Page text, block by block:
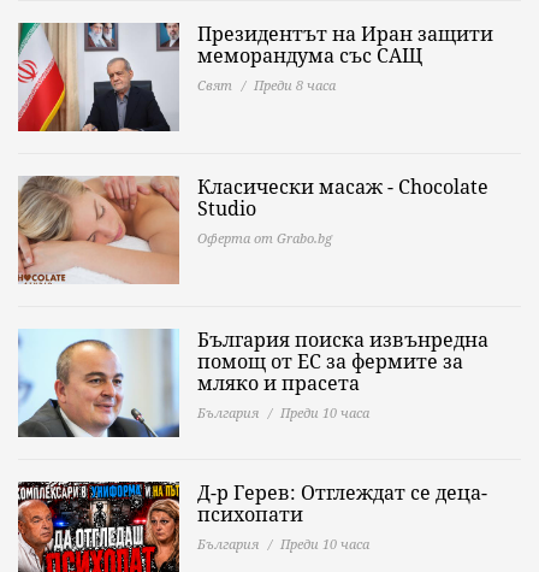
Президентът на Иран защити
меморандума със САЩ
Свят Преди 8 часа
Класически масаж - Chocolate
Studio
Оферта от Grabo.bg
България поиска извънредна
помощ от ЕС за фермите за
мляко и прасета
България Преди 10 часа
Д-р Герев: Отглеждат се деца-
психопати
България Преди 10 часа